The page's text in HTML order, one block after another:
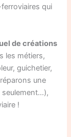
qui
de créations
les métiers,
guichetier,
une
seulement…),
!